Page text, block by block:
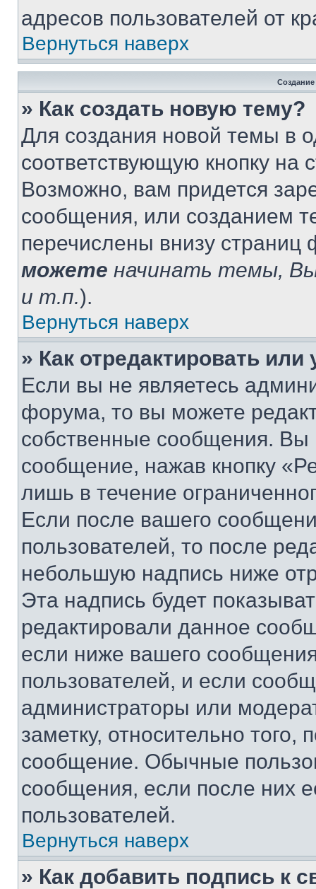
адресов пользователей от
Вернуться наверх
» Как создать новую тему?
Для создания новой темы в
соответствующую кнопку
Возможно, вам придется
сообщения, или созданием
перечислены внизу
можете начинать темы,
и т.п.).
Вернуться наверх
» Как отредактировать
Если вы не являетесь
форума, то вы можете
собственные сообщения. Вы
сообщение, нажав кнопку
лишь в течение
Если после вашего
пользователей, то после
небольшую надпись ниже
Эта надпись будет
редактировали данное
если ниже вашего
пользователей, и если
администраторы или
заметку, относительно
сообщение. Обычные
сообщения, если после них
пользователей.
Вернуться наверх
» Как добавить подпись к